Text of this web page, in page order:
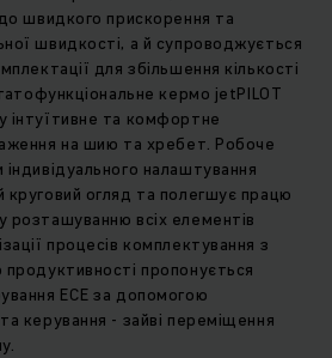
швидкого прискорення та
швидкості, а й супроводжується
для збільшення кількості
кермо jetPILOT
інтуїтивне та комфортне
на шию та хребет. Робоче
налаштування
круговий огляд та полегшує працю
розташуванню всіх елементів
процесів комплектування з
пропонується
ECE за допомогою
керування - зайві переміщення